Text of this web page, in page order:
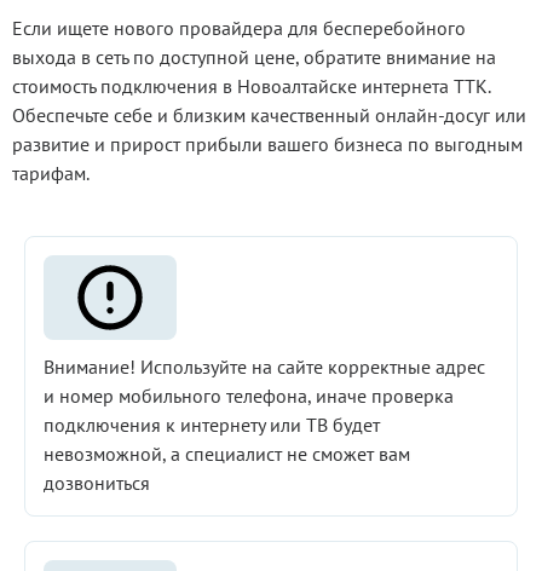
Если ищете нового провайдера для бесперебойного
выхода в сеть по доступной цене, обратите внимание на
стоимость подключения в Новоалтайске интернета ТТК.
Обеспечьте себе и близким качественный онлайн-досуг или
развитие и прирост прибыли вашего бизнеса по выгодным
тарифам.
Внимание! Используйте на сайте корректные адрес
и номер мобильного телефона, иначе проверка
подключения к интернету или ТВ будет
невозможной, а специалист не сможет вам
дозвониться